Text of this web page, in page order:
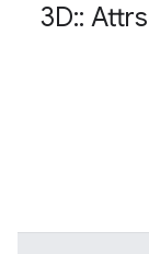
:: Attrs